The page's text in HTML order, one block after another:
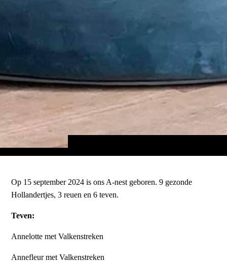
Op 15 september 2024 is ons A-nest geboren. 9 gezonde
Hollandertjes, 3 reuen en 6 teven.
Teven:
Annelotte met Valkenstreken
Annefleur met Valkenstreken